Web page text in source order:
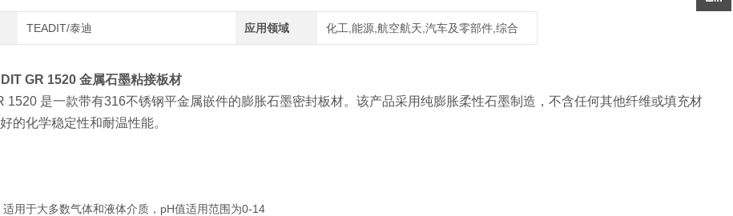
TEADIT/泰迪 应用领域 化工,能源,航空航天,汽车及零部件,综合
GR 1520 金属石墨粘接板材
1520 是一款带有316不锈钢平金属嵌件的膨胀石墨密封板材。该产品采用纯膨胀柔性石墨制造，不含任何其他纤维或填充材
的化学稳定性和耐温性能。
适用于大多数气体和液体介质，pH值适用范围为0-14